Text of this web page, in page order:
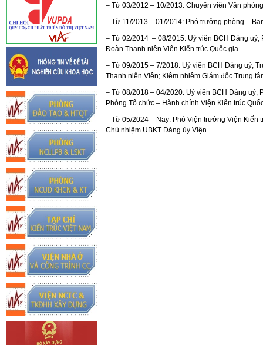
– Từ 03/2012 – 10/2013: Chuyên viên Văn
– Từ 11/2013 – 01/2014: Phó trưởng phòng –
– Từ 02/2014 – 08/2015: Uỷ viên BCH Đảng
Đoàn Thanh niên Viện Kiến trúc Quốc gia.
– Từ 09/2015 – 7/2018: Uỷ viên BCH Đảng uỷ,
Thanh niên Viện; Kiêm nhiệm Giám đốc Trung
– Từ 08/2018 – 04/2020: Uỷ viên BCH Đảng uỷ,
Phòng Tổ chức – Hành chính Viện Kiến trúc
– Từ 05/2024 – Nay: Phó Viện trưởng Viện Kiến
Chủ nhiệm UBKT Đảng ủy Viện.